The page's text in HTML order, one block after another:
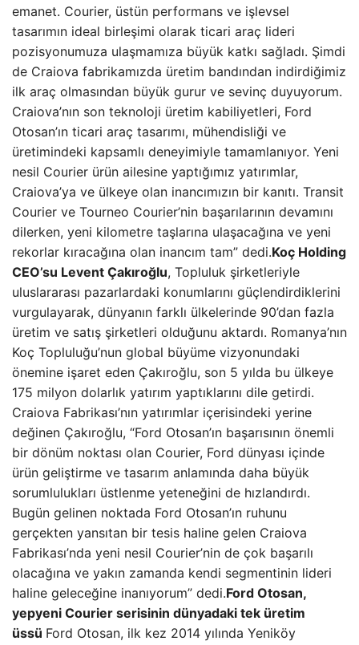
emanet. Courier, üstün performans ve işlevsel
tasarımın ideal birleşimi olarak ticari araç lideri
pozisyonumuza ulaşmamıza büyük katkı sağladı. Şimdi
de Craiova fabrikamızda üretim bandından indirdiğimiz
ilk araç olmasından büyük gurur ve sevinç duyuyorum.
Craiova’nın son teknoloji üretim kabiliyetleri, Ford
Otosan’ın ticari araç tasarımı, mühendisliği ve
üretimindeki kapsamlı deneyimiyle tamamlanıyor. Yeni
nesil Courier ürün ailesine yaptığımız yatırımlar,
Craiova’ya ve ülkeye olan inancımızın bir kanıtı. Transit
Courier ve Tourneo Courier’nin başarılarının devamını
dilerken, yeni kilometre taşlarına ulaşacağına ve yeni
rekorlar kıracağına olan inancım tam” dedi.Koç Holding
CEO’su Levent Çakıroğlu, Topluluk şirketleriyle
uluslararası pazarlardaki konumlarını güçlendirdiklerini
vurgulayarak, dünyanın farklı ülkelerinde 90’dan fazla
üretim ve satış şirketleri olduğunu aktardı. Romanya’nın
Koç Topluluğu’nun global büyüme vizyonundaki
önemine işaret eden Çakıroğlu, son 5 yılda bu ülkeye
175 milyon dolarlık yatırım yaptıklarını dile getirdi.
Craiova Fabrikası’nın yatırımlar içerisindeki yerine
değinen Çakıroğlu, “Ford Otosan’ın başarısının önemli
bir dönüm noktası olan Courier, Ford dünyası içinde
ürün geliştirme ve tasarım anlamında daha büyük
sorumlulukları üstlenme yeteneğini de hızlandırdı.
Bugün gelinen noktada Ford Otosan’ın ruhunu
gerçekten yansıtan bir tesis haline gelen Craiova
Fabrikası’nda yeni nesil Courier’nin de çok başarılı
olacağına ve yakın zamanda kendi segmentinin lideri
haline geleceğine inanıyorum” dedi.Ford Otosan,
yepyeni Courier serisinin dünyadaki tek üretim
üssü Ford Otosan, ilk kez 2014 yılında Yeniköy